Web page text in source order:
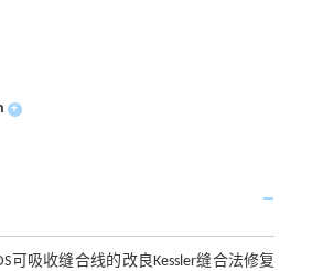
+
可吸收缝合线的改良Kessler缝合法修复